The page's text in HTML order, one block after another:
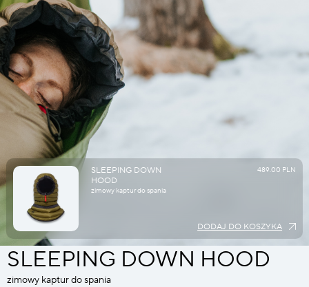
SLEEPING DOWN
HOOD
zimowy kaptur do spania
489.00 PLN
DODAJ DO KOSZYKA
SLEEPING DOWN HOOD
zimowy kaptur do spania